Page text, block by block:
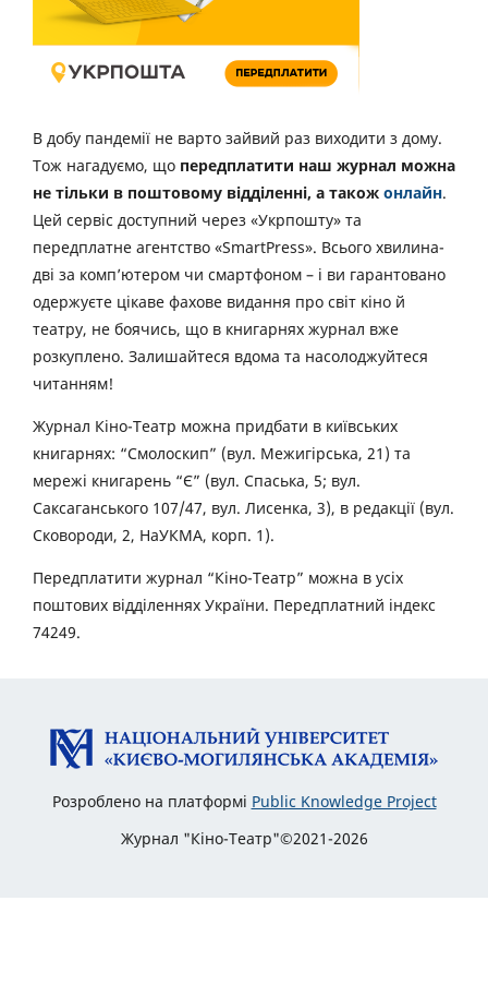
В добу пандемії не варто зайвий раз виходити з дому.
Тож нагадуємо, що передплатити наш журнал можна
не тільки в поштовому відділенні, а також онлайн.
Цей сервіс доступний через «Укрпошту» та
передплатне агентство «SmartPress». Всього хвилина-
дві за комп’ютером чи смартфоном – і ви гарантовано
одержуєте цікаве фахове видання про світ кіно й
театру, не боячись, що в книгарнях журнал вже
розкуплено. Залишайтеся вдома та насолоджуйтеся
читанням!
Журнал Кіно-Театр можна придбати в київських
книгарнях: “Смолоскип” (вул. Межигірська, 21) та
мережі книгарень “Є” (вул. Спаська, 5; вул.
Саксаганського 107/47, вул. Лисенка, 3), в редакції (вул.
Сковороди, 2, НаУКМА, корп. 1).
Передплатити журнал “Кіно-Театр” можна в усіх
поштових відділеннях України. Передплатний індекс
74249.
Розроблено на платформі Public Knowledge Project
Журнал "Кіно-Театр"©2021-2026